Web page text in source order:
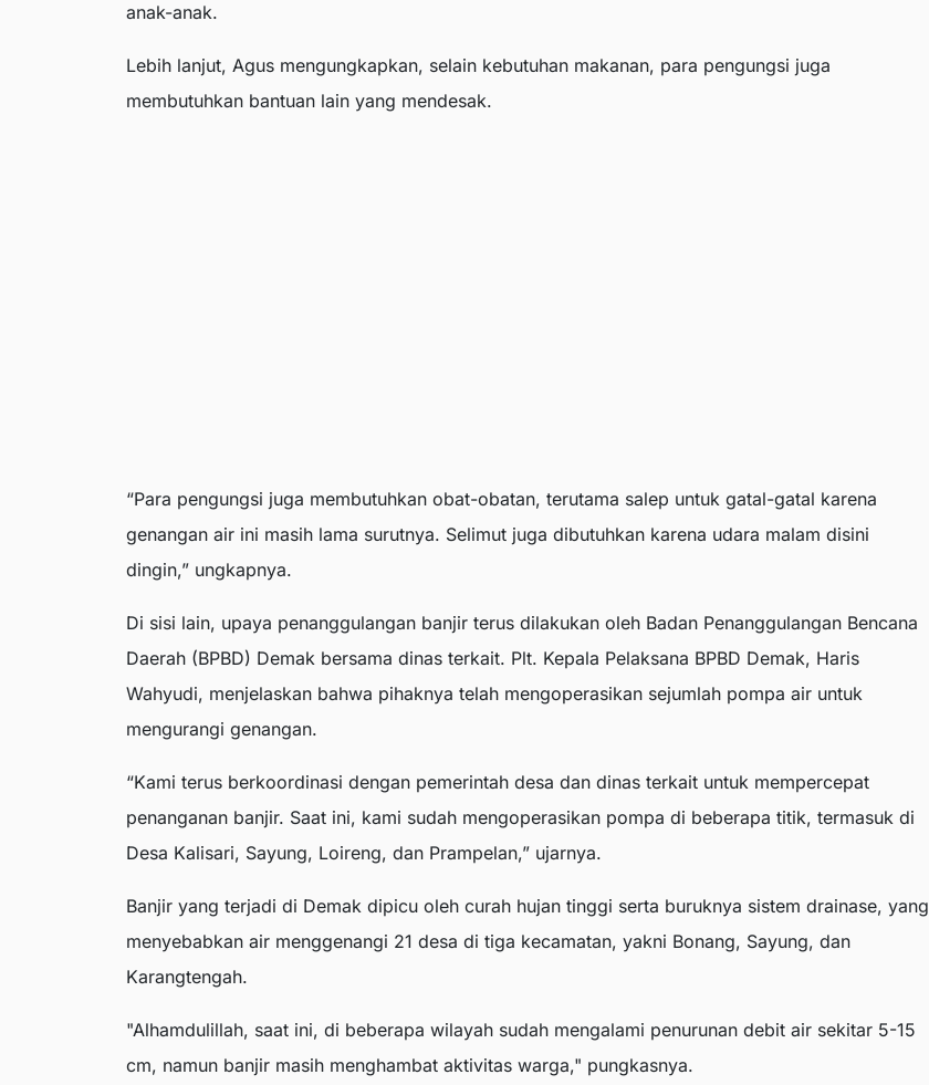
anak-anak.
Lebih lanjut, Agus mengungkapkan, selain kebutuhan makanan, para pengungsi juga
membutuhkan bantuan lain yang mendesak.
“Para pengungsi juga membutuhkan obat-obatan, terutama salep untuk gatal-gatal karena
genangan air ini masih lama surutnya. Selimut juga dibutuhkan karena udara malam disini
dingin,” ungkapnya.
Di sisi lain, upaya penanggulangan banjir terus dilakukan oleh Badan Penanggulangan Bencana
Daerah (BPBD) Demak bersama dinas terkait. Plt. Kepala Pelaksana BPBD Demak, Haris
Wahyudi, menjelaskan bahwa pihaknya telah mengoperasikan sejumlah pompa air untuk
mengurangi genangan.
“Kami terus berkoordinasi dengan pemerintah desa dan dinas terkait untuk mempercepat
penanganan banjir. Saat ini, kami sudah mengoperasikan pompa di beberapa titik, termasuk di
Desa Kalisari, Sayung, Loireng, dan Prampelan,” ujarnya.
Banjir yang terjadi di Demak dipicu oleh curah hujan tinggi serta buruknya sistem drainase, yang
menyebabkan air menggenangi 21 desa di tiga kecamatan, yakni Bonang, Sayung, dan
Karangtengah.
"Alhamdulillah, saat ini, di beberapa wilayah sudah mengalami penurunan debit air sekitar 5-15
cm, namun banjir masih menghambat aktivitas warga," pungkasnya.